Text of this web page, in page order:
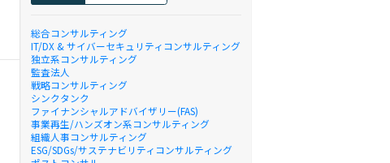
総合コンサルティング
IT/DX & サイバーセキュリティコンサルティング
独立系コンサルティング
監査法人
戦略コンサルティング
シンクタンク
ファイナンシャルアドバイザリー(FAS)
事業再生/ハンズオン系コンサルティング
組織人事コンサルティング
ESG/SDGs/サステナビリティコンサルティング